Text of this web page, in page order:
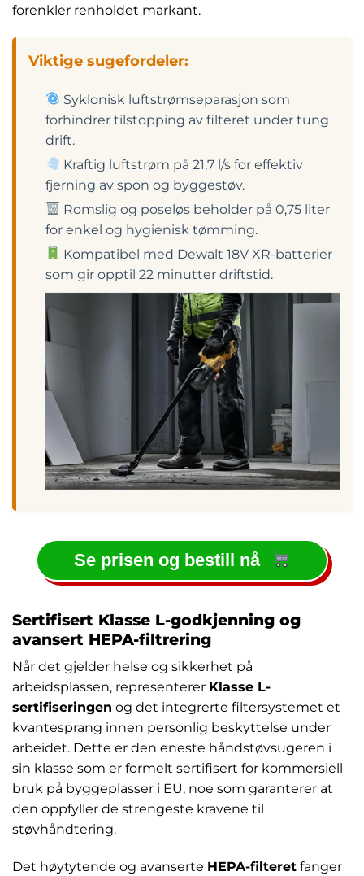
forenkler renholdet markant.
Viktige sugefordeler:
Syklonisk luftstrømseparasjon som
forhindrer tilstopping av filteret under tung
drift.
Kraftig luftstrøm på 21,7 l/s for effektiv
fjerning av spon og byggestøv.
Romslig og poseløs beholder på 0,75 liter
for enkel og hygienisk tømming.
Kompatibel med Dewalt 18V XR-batterier
som gir opptil 22 minutter driftstid.
Se prisen og bestill nå
Sertifisert Klasse L-godkjenning og
avansert HEPA-filtrering
Når det gjelder helse og sikkerhet på
arbeidsplassen, representerer Klasse L-
sertifiseringen og det integrerte filtersystemet et
kvantesprang innen personlig beskyttelse under
arbeidet. Dette er den eneste håndstøvsugeren i
sin klasse som er formelt sertifisert for kommersiell
bruk på byggeplasser i EU, noe som garanterer at
den oppfyller de strengeste kravene til
støvhåndtering.
Det høytytende og avanserte HEPA-filteret fanger